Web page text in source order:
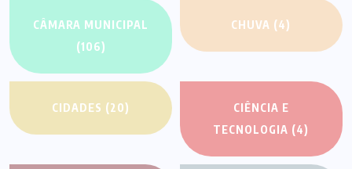
CÂMARA MUNICIPAL
(106)
CHUVA (4)
CIDADES (20)
CIÊNCIA E
TECNOLOGIA (4)